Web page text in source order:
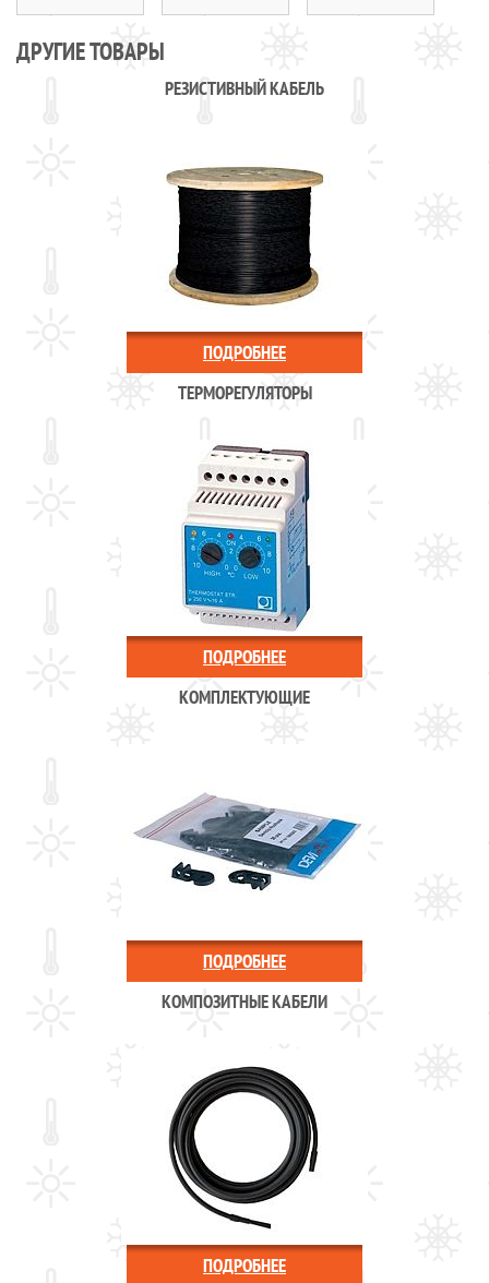
ДРУГИЕ ТОВАРЫ
РЕЗИСТИВНЫЙ КАБЕЛЬ
ПОДРОБНЕЕ
ТЕРМОРЕГУЛЯТОРЫ
ПОДРОБНЕЕ
КОМПЛЕКТУЮЩИЕ
ПОДРОБНЕЕ
КОМПОЗИТНЫЕ КАБЕЛИ
ПОДРОБНЕЕ